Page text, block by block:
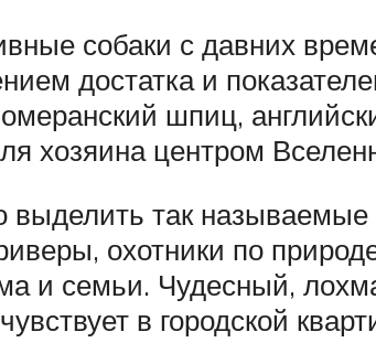
собаки с давних
достатка и
шпиц,
хозяина центром
выделить так
охотники по
и семьи. Чудесный,
в городской